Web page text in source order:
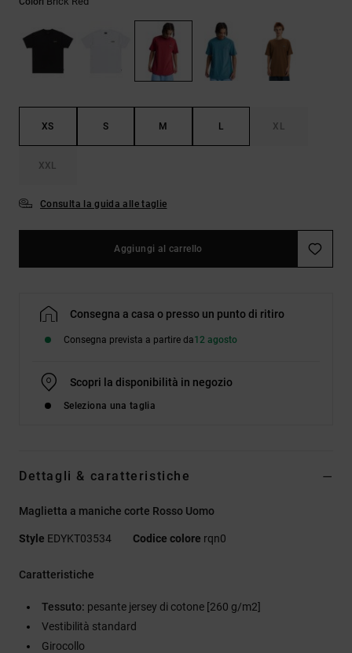
zaini
Cinture e
portamonete
frequenti e
accedi al
modulo di
XS S M L XL
XXL
Consulta la guida alle taglie
Aggiungi al carrello
Consegna a casa o presso un punto di ritiro
Consegna prevista a partire da12 agosto
Scopri la disponibilità in negozio
Seleziona una taglia
Dettagli & caratteristiche
Maglietta a maniche corte Rosso Uomo
Style EDYKT03534 Codice colore rqn0
Caratteristiche
Tessuto: pesante jersey di cotone [260 g/m2]
Vestibilità standard
Girocollo